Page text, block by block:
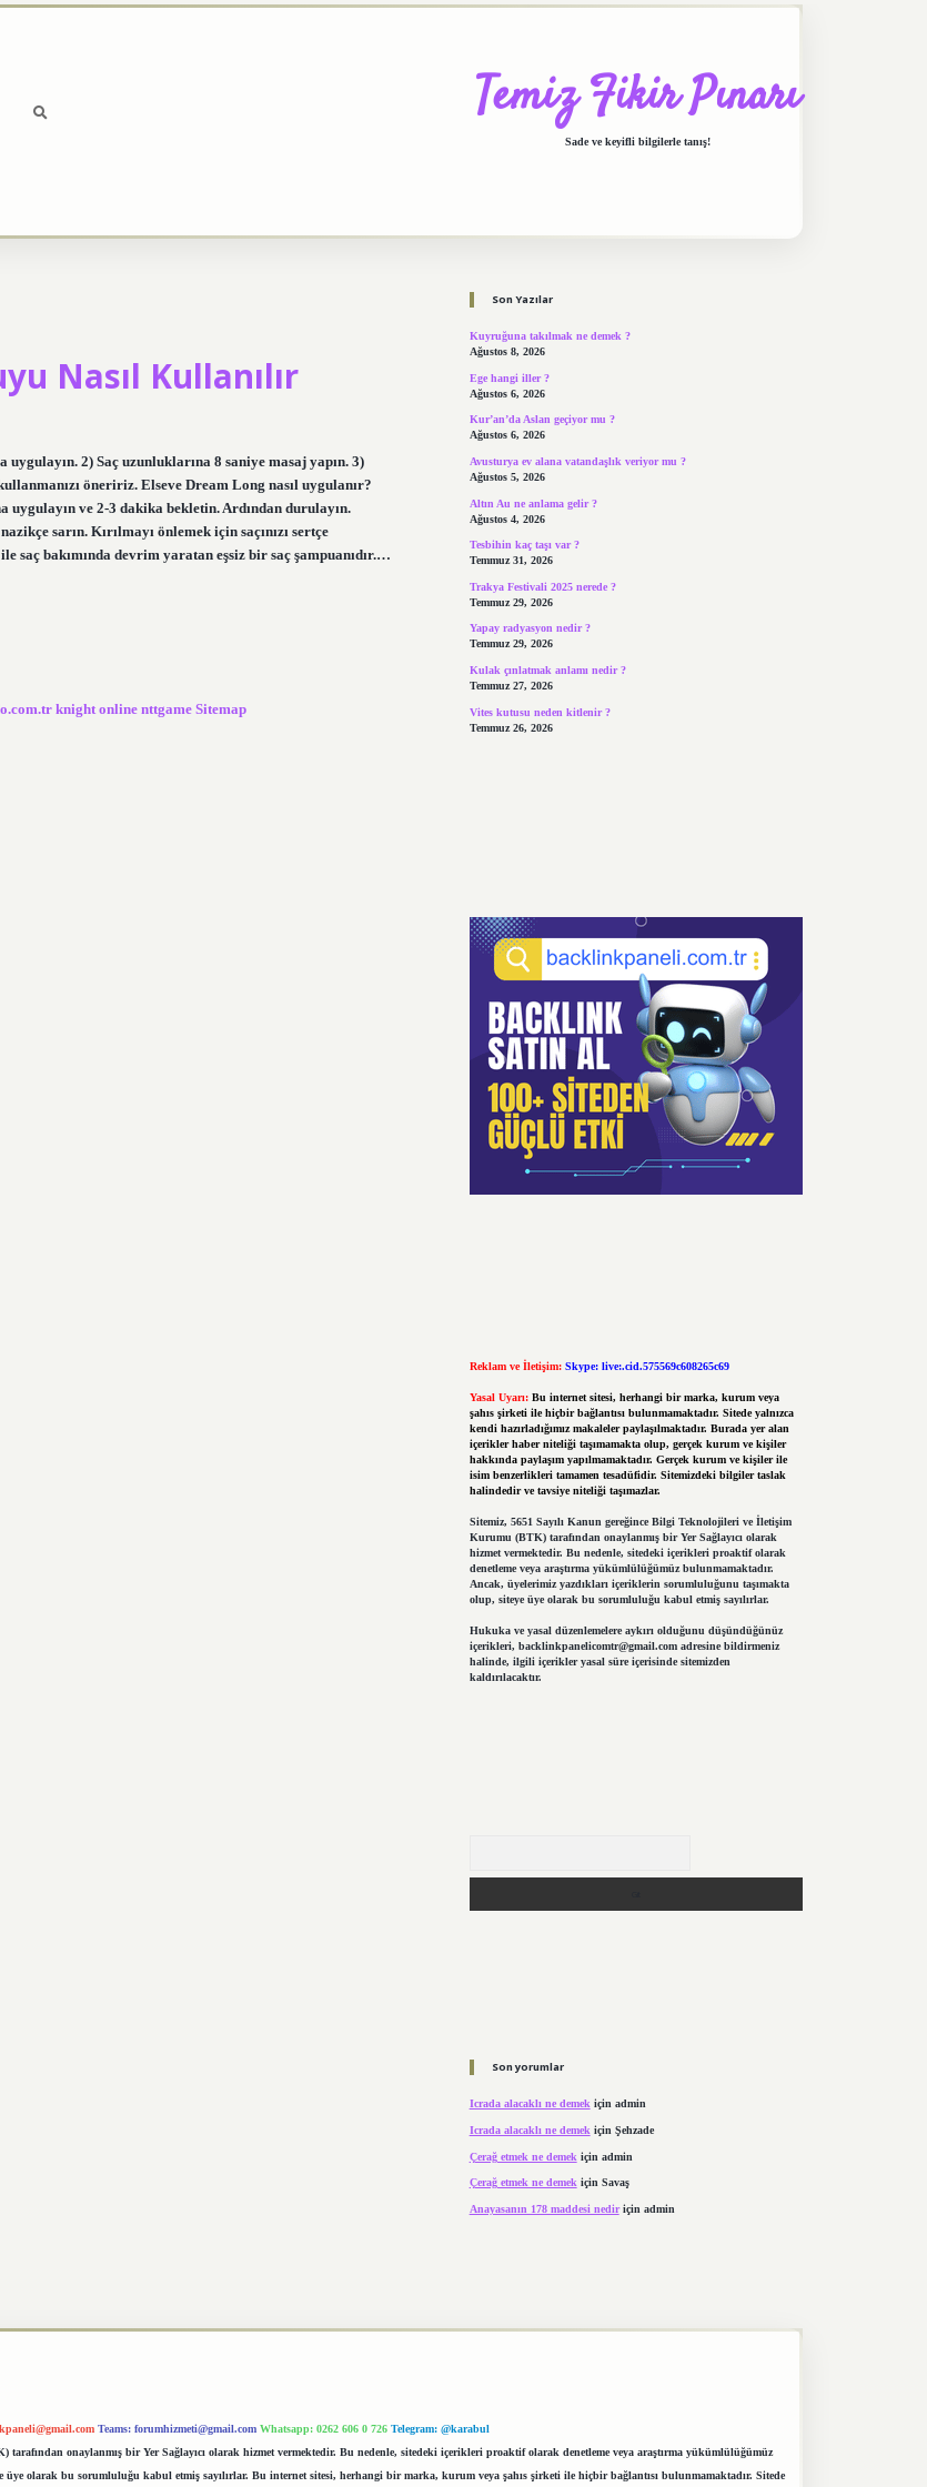
Temiz Fikir Pınarı
Sade ve keyifli bilgilerle tanış!
Nasıl Kullanılır
uygulayın. 2) Saç uzunluklarına 8 saniye masaj yapın. 3)
öneririz. Elseve Dream Long nasıl uygulanır?
uygulayın ve 2-3 dakika bekletin. Ardından durulayın.
sarın. Kırılmayı önlemek için saçınızı sertçe
saç bakımında devrim yaratan eşsiz bir saç şampuanıdır.…
knight online nttgame Sitemap
Son Yazılar
Kuyruğuna takılmak ne demek ?
Ağustos 8, 2026
Ege hangi iller ?
Ağustos 6, 2026
Kur’an’da Aslan geçiyor mu ?
Ağustos 6, 2026
Avusturya ev alana vatandaşlık veriyor mu ?
Ağustos 5, 2026
Altın Au ne anlama gelir ?
Ağustos 4, 2026
Tesbihin kaç taşı var ?
Temmuz 31, 2026
Trakya Festivali 2025 nerede ?
Temmuz 29, 2026
Yapay radyasyon nedir ?
Temmuz 29, 2026
Kulak çınlatmak anlamı nedir ?
Temmuz 27, 2026
Vites kutusu neden kitlenir ?
Temmuz 26, 2026
Reklam ve İletişim: Skype: live:.cid.575569c608265c69
Yasal Uyarı: Bu internet sitesi, herhangi bir marka, kurum veya
şahıs şirketi ile hiçbir bağlantısı bulunmamaktadır. Sitede yalnızca
kendi hazırladığımız makaleler paylaşılmaktadır. Burada yer alan
içerikler haber niteliği taşımamakta olup, gerçek kurum ve kişiler
hakkında paylaşım yapılmamaktadır. Gerçek kurum ve kişiler ile
isim benzerlikleri tamamen tesadüfidir. Sitemizdeki bilgiler taslak
halindedir ve tavsiye niteliği taşımazlar.
Sitemiz, 5651 Sayılı Kanun gereğince Bilgi Teknolojileri ve İletişim
Kurumu (BTK) tarafından onaylanmış bir Yer Sağlayıcı olarak
hizmet vermektedir. Bu nedenle, sitedeki içerikleri proaktif olarak
denetleme veya araştırma yükümlülüğümüz bulunmamaktadır.
Ancak, üyelerimiz yazdıkları içeriklerin sorumluluğunu taşımakta
olup, siteye üye olarak bu sorumluluğu kabul etmiş sayılırlar.
Hukuka ve yasal düzenlemelere aykırı olduğunu düşündüğünüz
içerikleri, backlinkpanelicomtr@gmail.comadresine bildirmeniz
halinde, ilgili içerikler yasal süre içerisinde sitemizden
kaldırılacaktır.
Son yorumlar
Icrada alacaklı ne demekiçin admin
Icrada alacaklı ne demek için Şehzade
Çerağ etmek ne demek için admin
Çerağ etmek ne demek için Savaş
Anayasanın 178 maddesi nediriçin admin
Teams: forumhizmeti@gmail.com Whatsapp: 0262 606 0 726 Telegram: @karabul
onaylanmış bir Yer Sağlayıcı olarak hizmet vermektedir. Bu nedenle, sitedeki içerikleri proaktif olarak denetleme veya araştırma yükümlülüğümüz
olarak bu sorumluluğu kabul etmiş sayılırlar. Bu internet sitesi, herhangi bir marka, kurum veya şahıs şirketi ile hiçbir bağlantısı bulunmamaktadır. Sitede